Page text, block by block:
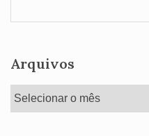
Arquivos
Arquivos